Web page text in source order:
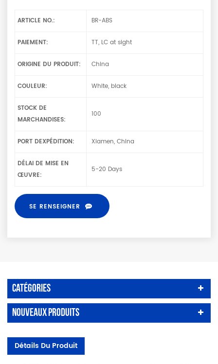
ARTICLE NO.: BR-ABS
PAIEMENT: TT, LC at sight
ORIGINE DU PRODUIT: China
COULEUR: White, black
STOCK DE
MARCHANDISES:
100
PORT DEXPÉDITION: Xiamen, China
DÉLAI DE MISE EN
ŒUVRE:
5-20 Days
SE RENSEIGNER
Catégories
Nouveaux Produits
Détails Du Produit